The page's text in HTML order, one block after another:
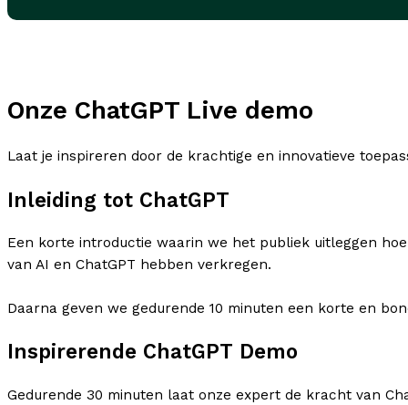
Onze ChatGPT Live demo
Laat je inspireren door de krachtige en innovatieve
Inleiding tot ChatGPT
Een korte introductie waarin we het publiek uitleggen
van AI en ChatGPT hebben verkregen.
Daarna geven we gedurende 10 minuten een korte en
Inspirerende ChatGPT Demo
Gedurende 30 minuten laat onze expert de kracht van